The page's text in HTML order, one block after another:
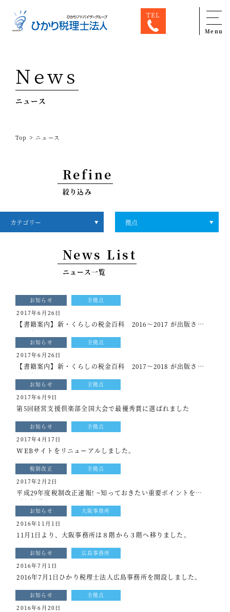
TEL
Menu
専門家一覧
ひかり税理士法人について
スタッフ紹介
コラム
セミナー情報
採用情報
税理士変更をお考えの方
メールマガジン登録
ニュース
Twitter
Facebook
News
ニュース
Top > ニュース
Refine
絞り込み
News List
ニュース一覧
お知らせ 全拠点
2017年6月26日
【書籍案内】新・くらしの税金百科 2016～2017 が出版され
ました。
お知らせ 全拠点
2017年6月26日
【書籍案内】新・くらしの税金百科 2017～2018 が出版され
ました。
お知らせ 全拠点
2017年6月9日
第5回経営支援倶楽部全国大会で最優秀賞に選ばれました
お知らせ 全拠点
2017年4月17日
WEBサイトをリニューアルしました。
税制改正 全拠点
2017年2月2日
平成29年度税制改正速報! ~知っておきたい重要ポイントをず
ばり解説~
お知らせ 大阪事務所
2016年11月1日
11月1日より、大阪事務所は８階から３階へ移りました。
お知らせ 広島事務所
2016年7月1日
2016年7月1日ひかり税理士法人広島事務所を開設しました。
お知らせ 全拠点
2016年6月20日